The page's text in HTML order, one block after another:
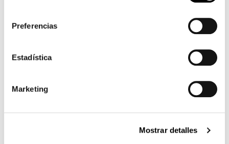
Preferencias
Estadística
Marketing
Mostrar detalles